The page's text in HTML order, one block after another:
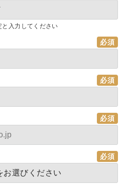
入力してください